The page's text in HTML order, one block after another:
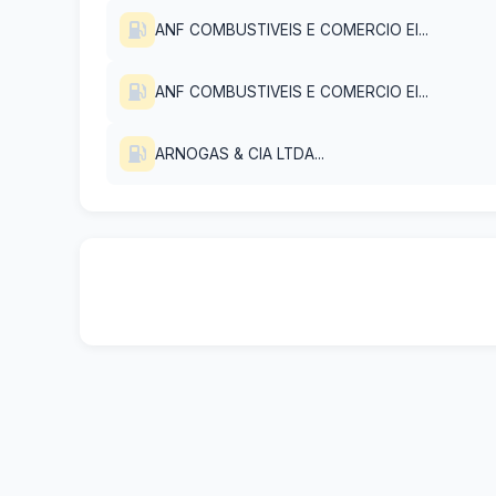
ANF COMBUSTIVEIS E COMERCIO EI...
ANF COMBUSTIVEIS E COMERCIO EI...
ARNOGAS & CIA LTDA...